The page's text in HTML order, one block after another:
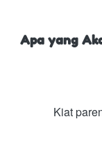
Apa yang
Kiat